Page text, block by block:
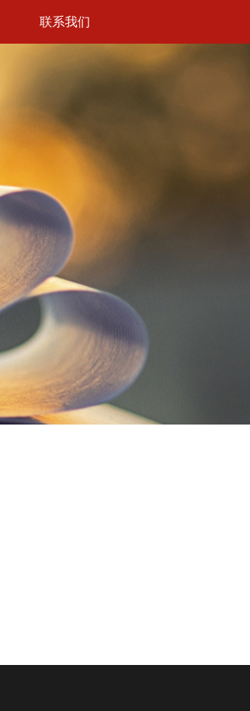
联系我们